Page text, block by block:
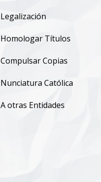
Legalización
Homologar Títulos
Compulsar Copias
Nunciatura Católica
A otras Entidades